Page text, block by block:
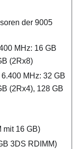
der 9005
MHz: 16 GB
(2Rx8)
MHz: 32 GB
(2Rx4), 128 GB
mit 16 GB)
3DS RDIMM)